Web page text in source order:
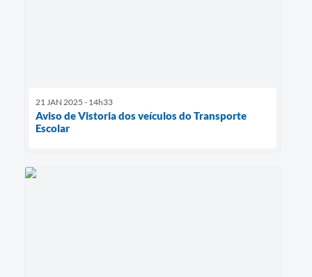
21 JAN 2025 - 14h33
Aviso de Vistoria dos veículos do Transporte
Escolar